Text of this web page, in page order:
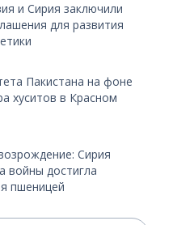
и Сирия заключили
для развития
Пакистана на фоне
хуситов в Красном
Сирия
войны достигла
пшеницей